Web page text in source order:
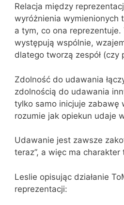
Relacja między
wyróżnienia wymienionych
a tym, co ona
występują wspólnie,
dlatego tworzą zespół (czy
Zdolność do udawania
zdolnością do udawania
tylko samo inicjuje zabawę
rozumie jak opiekun udaje
Udawanie jest zawsze
teraz”, a więc ma charakter
Leslie opisując działanie
reprezentacji: